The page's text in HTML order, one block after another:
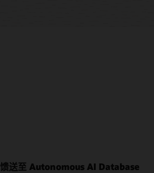
送至 Autonomous AI Database